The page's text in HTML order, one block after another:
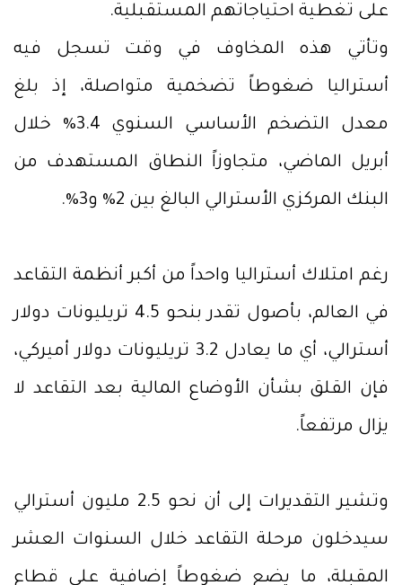
على تغطية احتياجاتهم المستقبلية.
وتأتي هذه المخاوف في وقت تسجل فيه
أستراليا ضغوطاً تضخمية متواصلة، إذ بلغ
معدل التضخم الأساسي السنوي 3.4% خلال
أبريل الماضي، متجاوزاً النطاق المستهدف من
البنك المركزي الأسترالي البالغ بين 2% و3%.
رغم امتلاك أستراليا واحداً من أكبر أنظمة التقاعد
في العالم، بأصول تقدر بنحو 4.5 تريليونات دولار
أسترالي، أي ما يعادل 3.2 تريليونات دولار أميركي،
فإن القلق بشأن الأوضاع المالية بعد التقاعد لا
يزال مرتفعاً.
وتشير التقديرات إلى أن نحو 2.5 مليون أسترالي
سيدخلون مرحلة التقاعد خلال السنوات العشر
المقبلة، ما يضع ضغوطاً إضافية على قطاع